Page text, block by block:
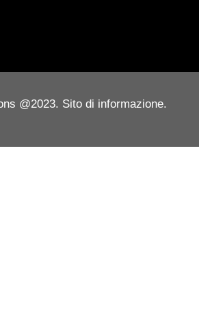
@2023. Sito di informazione.